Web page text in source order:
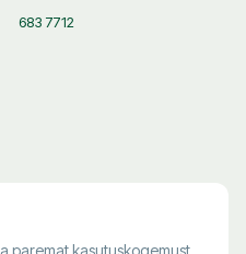
683 7712
paremat kasutuskogemust,